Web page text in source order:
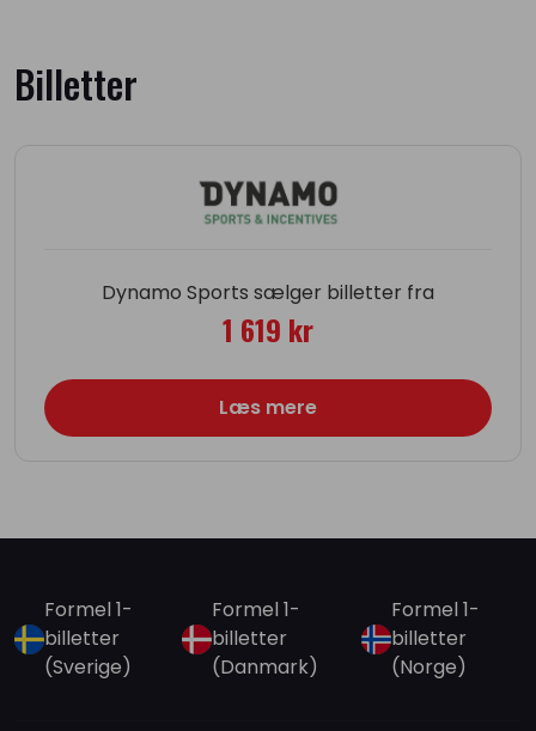
Billetter
Dynamo Sports sælger billetter fra
1 619 kr
Læs mere
Formel 1-
billetter
(Sverige)
Formel 1-
billetter
(Danmark)
Formel 1-
billetter
(Norge)